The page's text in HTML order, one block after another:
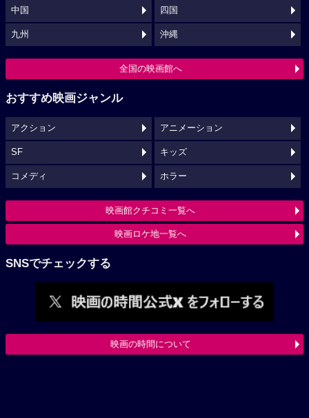
中国 四国
九州 沖縄
全国の映画館へ
おすすめ映画ジャンル
アクション アニメーション
SF キッズ
コメディ ホラー
映画館クチコミ一覧へ
映画ロケ地一覧へ
SNSでチェックする
映画の時間について